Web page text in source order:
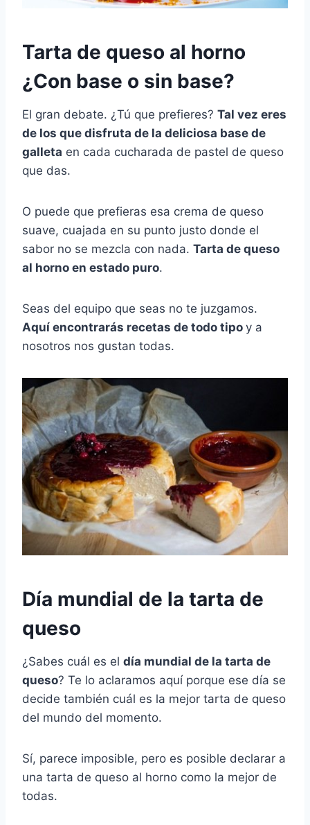
Tarta de queso al horno
¿Con base o sin base?
El gran debate. ¿Tú que prefieres? Tal vez eres
de los que disfruta de la deliciosa base de
galleta en cada cucharada de pastel de queso
que das.
O puede que prefieras esa crema de queso
suave, cuajada en su punto justo donde el
sabor no se mezcla con nada. Tarta de queso
al horno en estado puro.
Seas del equipo que seas no te juzgamos.
Aquí encontrarás recetas de todo tipo y a
nosotros nos gustan todas.
Día mundial de la tarta de
queso
¿Sabes cuál es el día mundial de la tarta de
queso? Te lo aclaramos aquí porque ese día se
decide también cuál es la mejor tarta de queso
del mundo del momento.
Sí, parece imposible, pero es posible declarar a
una tarta de queso al horno como la mejor de
todas.